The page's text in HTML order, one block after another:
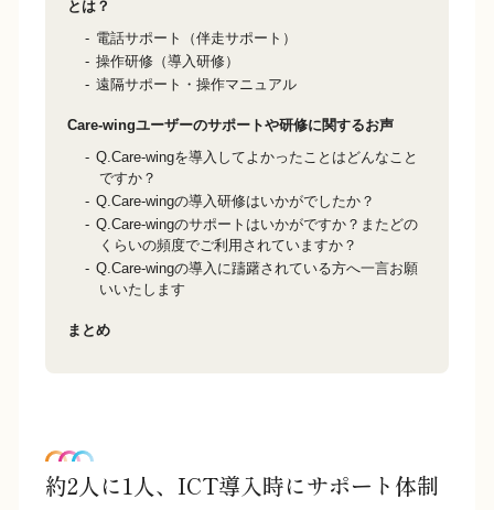
とは？
電話サポート（伴走サポート）
操作研修（導入研修）
遠隔サポート・操作マニュアル
Care-wingユーザーのサポートや研修に関するお声
Q.Care-wingを導入してよかったことはどんなこと
ですか？
Q.Care-wingの導入研修はいかがでしたか？
Q.Care-wingのサポートはいかがですか？またどの
くらいの頻度でご利用されていますか？
Q.Care-wingの導入に躊躇されている方へ一言お願
いいたします
まとめ
約2人に1人、ICT導入時にサポート体制